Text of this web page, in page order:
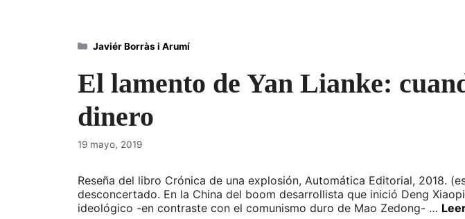
El lamento de Yan Lianke:
dinero
19 mayo, 2019
Reseña del libro Crónica de una explosión, Automática Editorial, 2018.
desconcertado. En la China del boom desarrollista que inició Deng
ideológico -en contraste con el comunismo duro de Mao Zedong- …
Categorías
Javiér Borràs i Arumí